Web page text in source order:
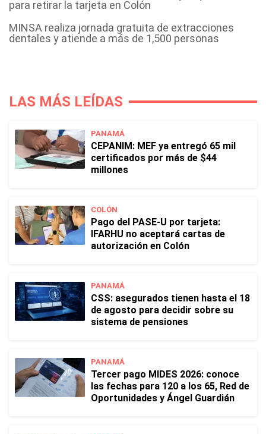
para retirar la tarjeta en Colón
MINSA realiza jornada gratuita de extracciones
dentales y atiende a más de 1,500 personas
LAS MÁS LEÍDAS
PANAMÁ
CEPANIM: MEF ya entregó 65 mil
certificados por más de $44
millones
COLÓN
Pago del PASE-U por tarjeta:
IFARHU no aceptará cartas de
autorización en Colón
PANAMÁ
CSS: asegurados tienen hasta el 18
de agosto para decidir sobre su
sistema de pensiones
PANAMÁ
Tercer pago MIDES 2026: conoce
las fechas para 120 a los 65, Red de
Oportunidades y Ángel Guardián